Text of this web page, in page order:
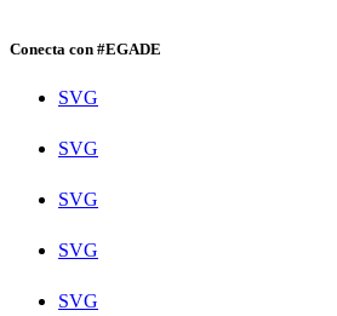
Conecta con #EGADE
SVG
SVG
SVG
SVG
SVG